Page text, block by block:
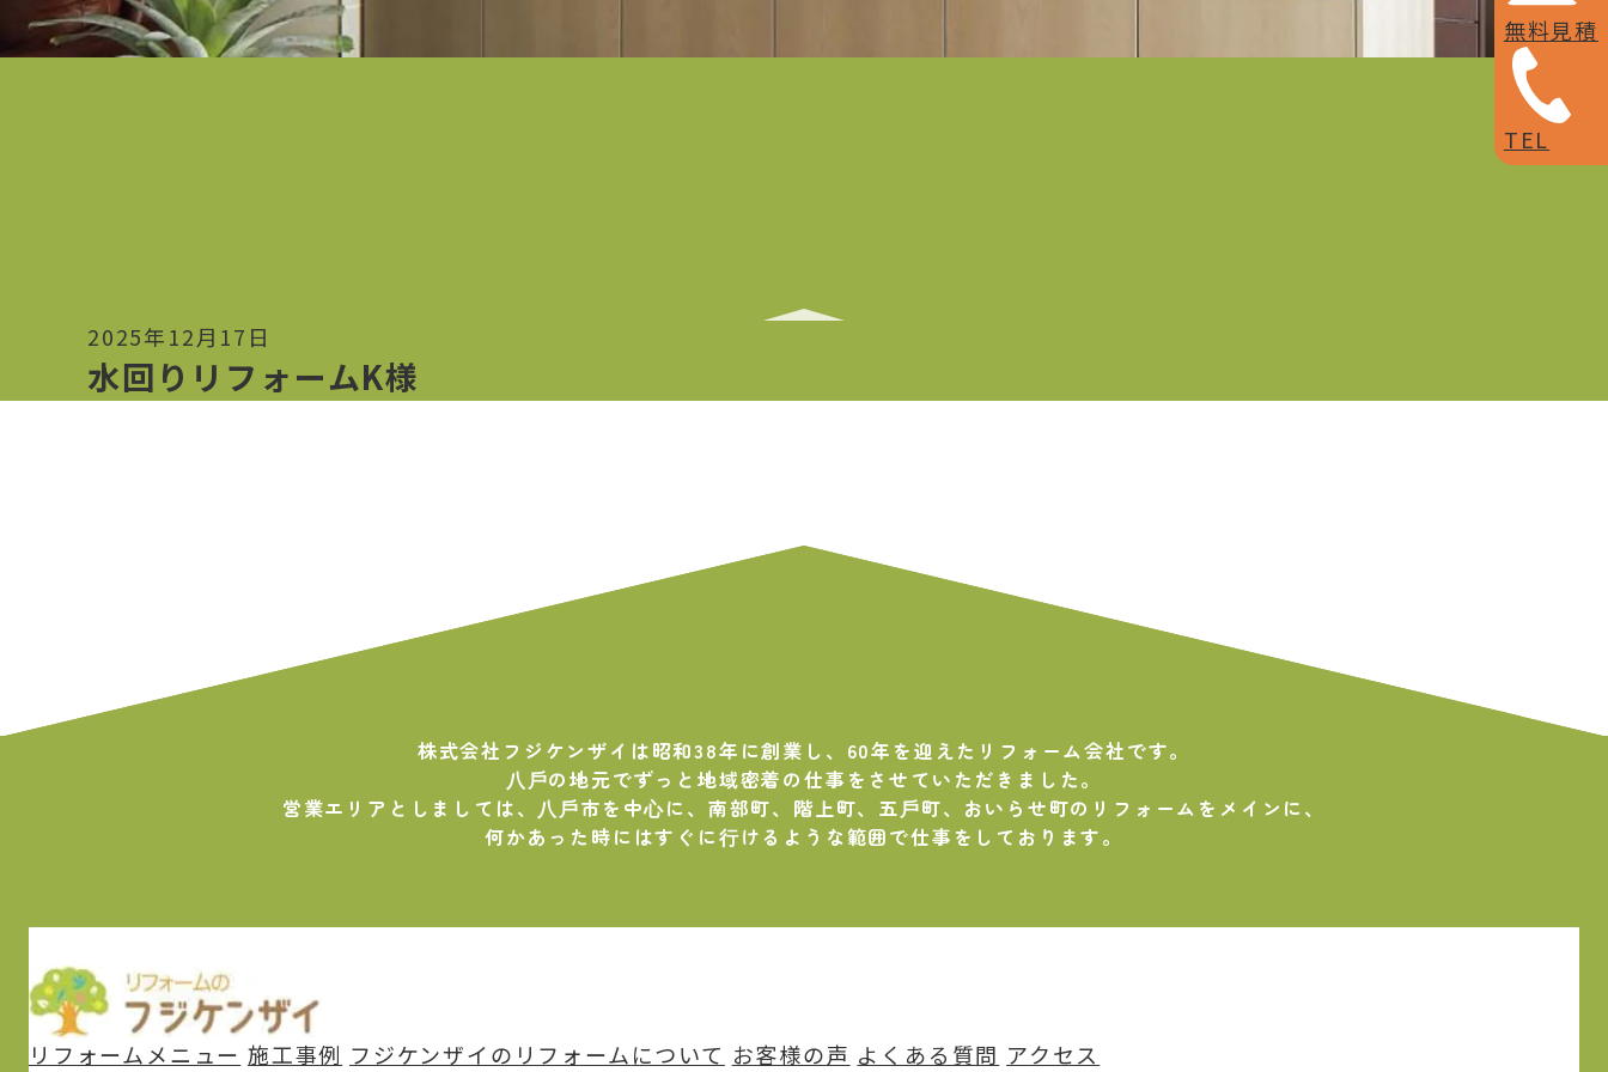
2025年12月17日
水回りリフォームK様
株式会社フジケンザイは昭和38年に創業し、 60年を迎えたリフォーム会社です。
⼋⼾の地元でずっと地域密着の仕事を させていただきました。
営業エリアとしましては、⼋⼾市を中⼼に、 南部町、階上町、五⼾町、おいらせ町の リフォームをメインに、
何かあった時にはすぐに⾏けるような範囲で仕事をしております。
リフォームメニュー 施⼯事例 フジケンザイのリフォームについて お客様の声 よくある質問 アクセス
無料見積
TEL